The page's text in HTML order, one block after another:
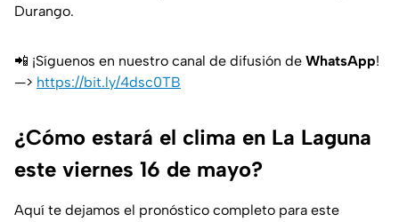
Durango.
📲 ¡Síguenos en nuestro canal de difusión de WhatsApp!
—> https://bit.ly/4dsc0TB
¿Cómo estará el clima en La Laguna
este viernes 16 de mayo?
Aquí te dejamos el pronóstico completo para este